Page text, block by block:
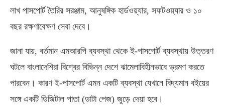
লাখ পাসপোর্ট তৈরির সরঞ্জাম, আনুষঙ্গিক হার্ডওয়্যার, সফটওয়্যার ও ১০
বছর রক্ষণাবেক্ষণ সেবা দেবে।
জানা যায়, বর্তমান এমআরপি ব্যবস্থা থেকে ই-পাসপোর্ট ব্যবস্থায় উত্তরণ
ঘটলে বাংলাদেশিরা বিশ্বের বিভিন্ন দেশে ঝামেলাবিহীনভাবে ভ্রমণ করতে
পারবেন। কারণ ই-পাসপোর্ট এমন একটি ব্যবস্থা যেখানে বিদ্যমান বইয়ের
সঙ্গে একটি ডিজিটাল পাতা (ডাটা পেজ) জুড়ে দেয়া হবে।